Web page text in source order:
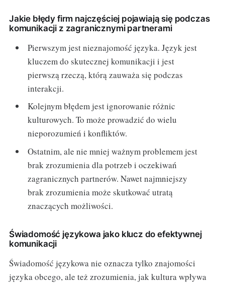
Jakie błędy firm najczęściej pojawiają się podczas
komunikacji z zagranicznymi partnerami
Pierwszym jest nieznajomość języka. Język jest
kluczem do skutecznej komunikacji i jest
pierwszą rzeczą, którą zauważa się podczas
interakcji.
Kolejnym błędem jest ignorowanie różnic
kulturowych. To może prowadzić do wielu
nieporozumień i konfliktów.
Ostatnim, ale nie mniej ważnym problemem jest
brak zrozumienia dla potrzeb i oczekiwań
zagranicznych partnerów. Nawet najmniejszy
brak zrozumienia może skutkować utratą
znaczących możliwości.
Świadomość językowa jako klucz do efektywnej
komunikacji
Świadomość językowa nie oznacza tylko znajomości
języka obcego, ale też zrozumienia, jak kultura wpływa